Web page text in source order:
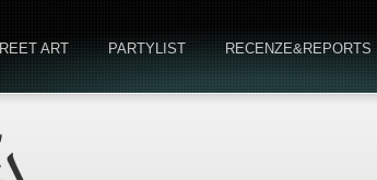
ART PARTYLIST RECENZE&REPORTS